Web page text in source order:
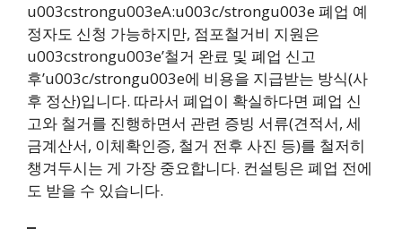
u003cstrongu003eA:u003c/strongu003e 폐업 예
정자도 신청 가능하지만, 점포철거비 지원은
u003cstrongu003e’철거 완료 및 폐업 신고
후’u003c/strongu003e에 비용을 지급받는 방식(사
후 정산)입니다. 따라서 폐업이 확실하다면 폐업 신
고와 철거를 진행하면서 관련 증빙 서류(견적서, 세
금계산서, 이체확인증, 철거 전후 사진 등)를 철저히
챙겨두시는 게 가장 중요합니다. 컨설팅은 폐업 전에
도 받을 수 있습니다.